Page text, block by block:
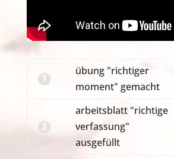
1
übung "richtiger
moment" gemacht
2
arbeitsblatt "richtige
verfassung"
ausgefüllt